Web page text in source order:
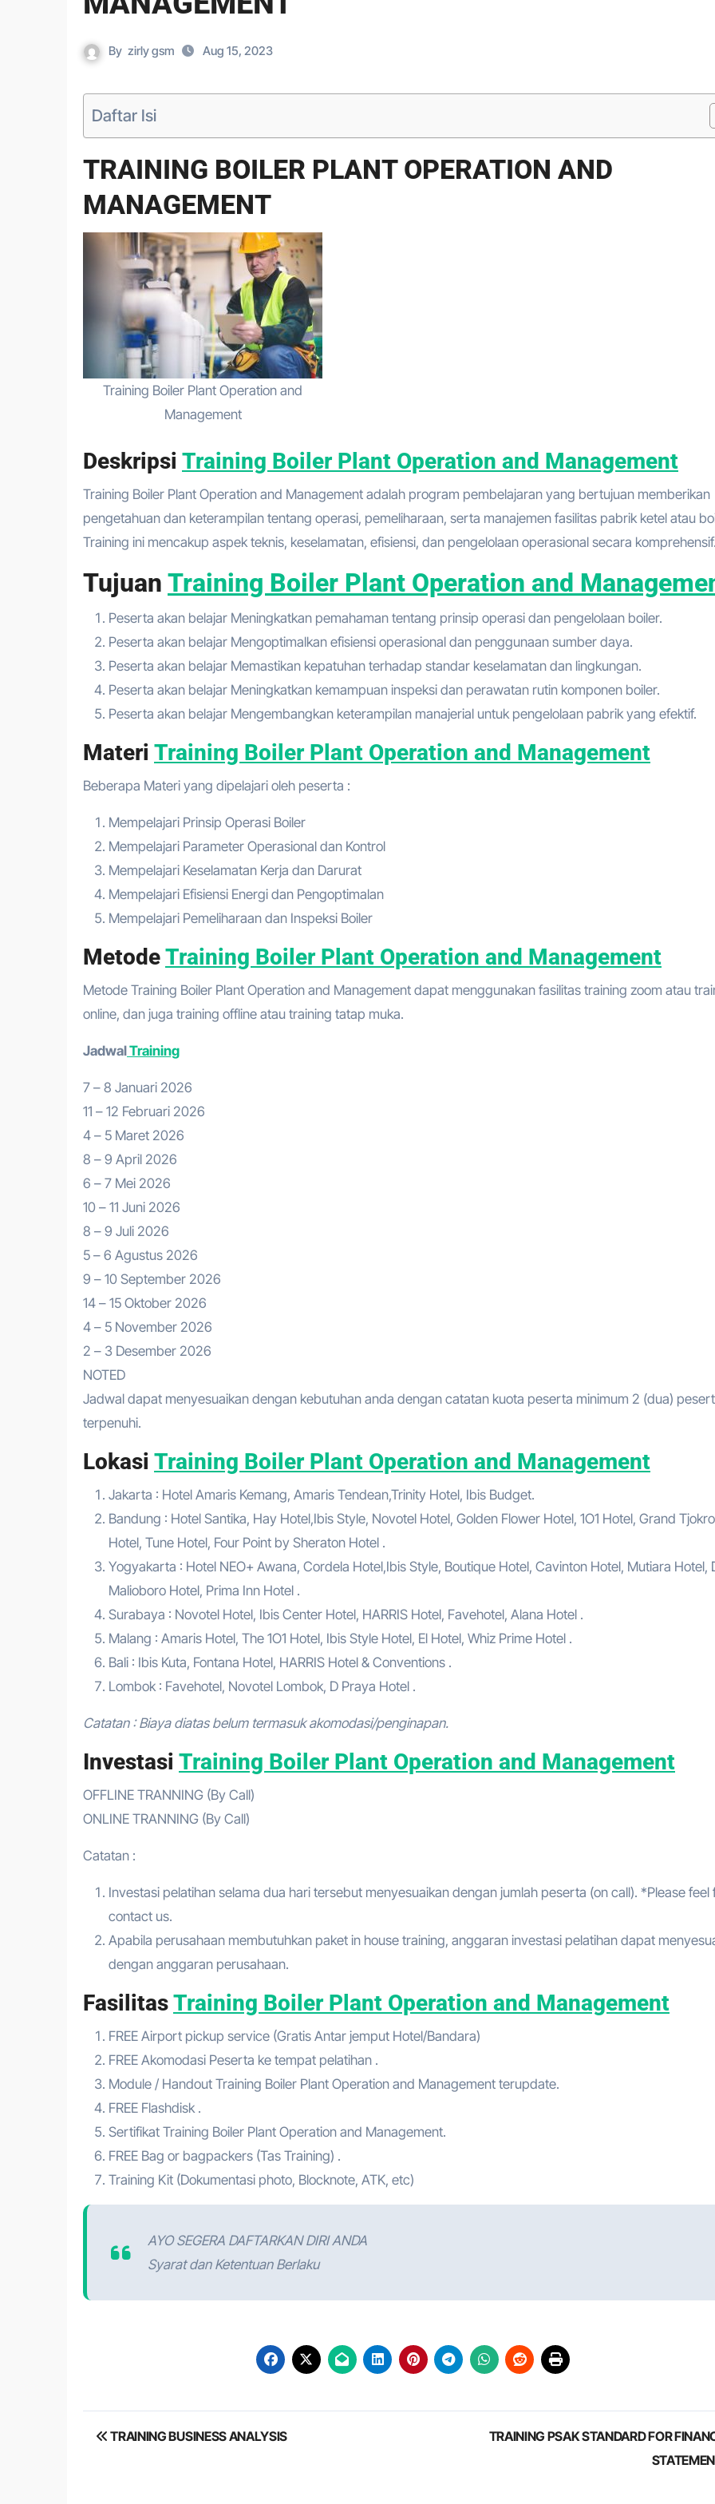
By zirly gsm Aug 15, 2023
Daftar Isi
TRAINING BOILER PLANT OPERATION AND
MANAGEMENT
Training Boiler Plant Operation and
Management
Deskripsi Training Boiler Plant Operation and Management
Training Boiler Plant Operation and Management adalah program pembelajaran yang bertujuan memberikan
pengetahuan dan keterampilan tentang operasi, pemeliharaan, serta manajemen fasilitas pabrik ketel atau
Training ini mencakup aspek teknis, keselamatan, efisiensi, dan pengelolaan operasional secara
Tujuan Training Boiler Plant Operation and
Peserta akan belajar Meningkatkan pemahaman tentang prinsip operasi dan pengelolaan boiler.
Peserta akan belajar Mengoptimalkan efisiensi operasional dan penggunaan sumber daya.
Peserta akan belajar Memastikan kepatuhan terhadap standar keselamatan dan lingkungan.
Peserta akan belajar Meningkatkan kemampuan inspeksi dan perawatan rutin komponen boiler.
Peserta akan belajar Mengembangkan keterampilan manajerial untuk pengelolaan pabrik yang efektif.
Materi Training Boiler Plant Operation and Management
Beberapa Materi yang dipelajari oleh peserta :
Mempelajari Prinsip Operasi Boiler
Mempelajari Parameter Operasional dan Kontrol
Mempelajari Keselamatan Kerja dan Darurat
Mempelajari Efisiensi Energi dan Pengoptimalan
Mempelajari Pemeliharaan dan Inspeksi Boiler
MetodeTraining Boiler Plant Operation and Management
Metode Training Boiler Plant Operation and Management dapat menggunakan fasilitas training zoom atau
online, dan juga training offline atau training tatap muka.
JadwalTraining
7 – 8 Januari 2026
11 – 12 Februari 2026
4 – 5 Maret 2026
8 – 9 April 2026
6 – 7 Mei 2026
10 – 11 Juni 2026
8 – 9 Juli 2026
5 – 6 Agustus 2026
9 – 10 September 2026
14 – 15 Oktober 2026
4 – 5 November 2026
2 – 3 Desember 2026
NOTED
Jadwal dapat menyesuaikan dengan kebutuhan anda dengan catatan kuota peserta minimum 2 (dua)
terpenuhi.
Lokasi Training Boiler Plant Operation and Management
Jakarta : Hotel Amaris Kemang, Amaris Tendean,Trinity Hotel, Ibis Budget.
Bandung : Hotel Santika, Hay Hotel,Ibis Style, Novotel Hotel, Golden Flower Hotel, 1O1 Hotel, Grand Tjokro
Hotel, Tune Hotel, Four Point by Sheraton Hotel .
Yogyakarta : Hotel NEO+ Awana, Cordela Hotel,Ibis Style, Boutique Hotel, Cavinton Hotel, Mutiara Hotel,
Malioboro Hotel, Prima Inn Hotel .
Surabaya : Novotel Hotel, Ibis Center Hotel, HARRIS Hotel, Favehotel, Alana Hotel .
Malang : Amaris Hotel, The 1O1 Hotel, Ibis Style Hotel, El Hotel, Whiz Prime Hotel .
Bali : Ibis Kuta, Fontana Hotel, HARRIS Hotel & Conventions .
Lombok : Favehotel, Novotel Lombok, D Praya Hotel .
Catatan : Biaya diatas belum termasuk akomodasi/penginapan.
Investasi Training Boiler Plant Operation and Management
OFFLINE TRANNING (By Call)
ONLINE TRANNING (By Call)
Catatan :
Investasi pelatihan selama dua hari tersebut menyesuaikan dengan jumlah peserta (on call). *Please feel
contact us.
Apabila perusahaan membutuhkan paket in house training, anggaran investasi pelatihan dapat
dengan anggaran perusahaan.
FasilitasTraining Boiler Plant Operation and Management
FREE Airport pickup service (Gratis Antar jemput Hotel/Bandara)
FREE Akomodasi Peserta ke tempat pelatihan .
Module / Handout Training Boiler Plant Operation and Management terupdate.
FREE Flashdisk .
Sertifikat Training Boiler Plant Operation and Management.
FREE Bag or bagpackers (Tas Training) .
Training Kit (Dokumentasi photo, Blocknote, ATK, etc)
AYO SEGERA DAFTARKAN DIRI ANDA
Syarat dan Ketentuan Berlaku
Post
TRAINING BUSINESS ANALYSIS
TRAINING PSAK STANDARD FOR